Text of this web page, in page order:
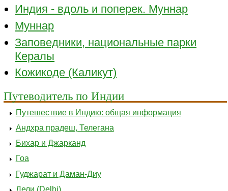
Индия - вдоль и поперек. Муннар
Муннар
Заповедники, национальные парки
Кералы
Кожикоде (Каликут)
Путеводитель по Индии
Путешествие в Индию: общая информация
Андхра прадеш, Телегана
Бихар и Джарканд
Гоа
Гуджарат и Даман-Диу
Дели (Delhi)